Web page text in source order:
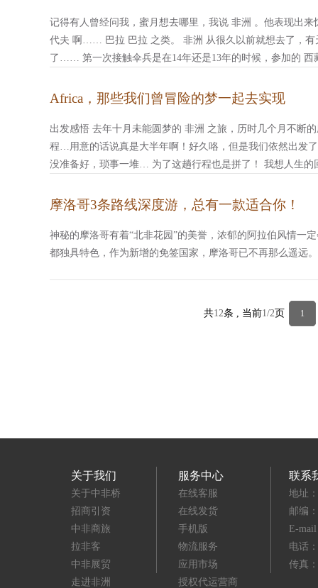
记得有人曾经问我，蜜月想去哪里，我说 非洲 。他表现出
代夫 啊…… 巴拉 巴拉 之类。 非洲 从很久以前就想去了，
了…… 第一次接触伞兵是在14年还是13年的时候，参加的 西
Africa，那些我们曾冒险的梦一起去实现
出发感悟 去年十月未能圆梦的 非洲 之旅，历时几个月不断
程…用意的话说真是大半年啊！好久咯，但是我们依然出发
没准备好，琐事一堆… 为了这趟行程也是拼了！ 我想人生的
摩洛哥3条路线深度游，总有一款适合你！
神秘的摩洛哥有着“北非花园”的美誉，浓郁的阿拉伯风情一
都独具特色，作为新增的免签国家，摩洛哥已不再那么遥远
共12条 , 当前1/2页 1
关于我们
关于中非桥
招商引资
中非商旅
拉非客
中非展贸
走进非洲
服务中心
在线客服
在线发货
手机版
物流服务
应用市场
授权代运营商
联系
地址
邮编
E-
电话
传真